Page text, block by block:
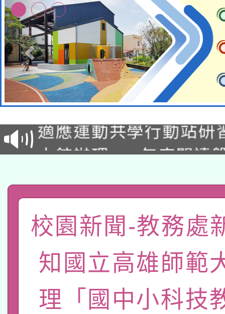
本校115學年度第2次
招甄選結果公告(無人
招)
適應運動共學行動站研
本館辦理115年度閱讀
礎課程
A3數位素養講師名單
「數位內容與教學軟體
pilot」
有關大陸委員會函釋公
薪期間赴陸應申請許可
轉知經濟部水利署委託
業技術研究院辦理「
115年8月22日(星期六
校園新聞-教務處
知國立高雄師範
理「國中小科技